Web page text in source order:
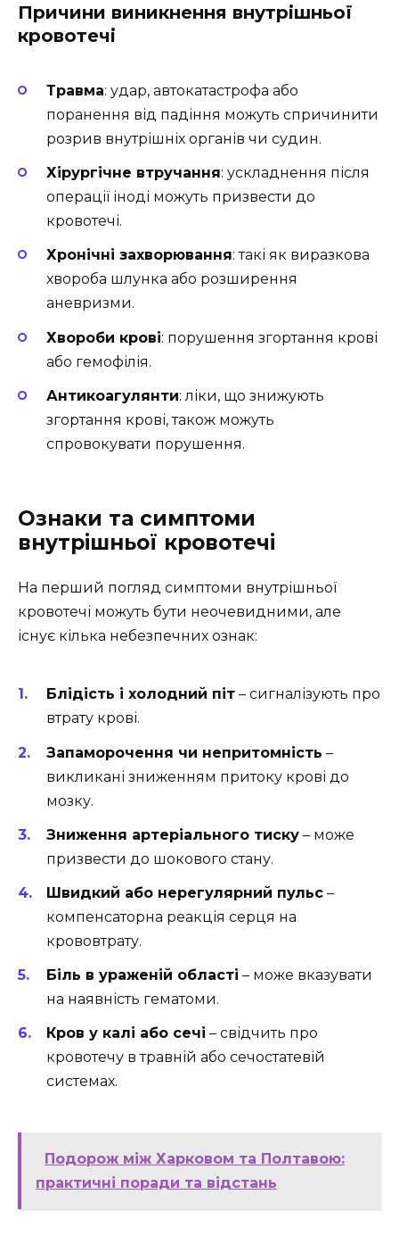
Причини виникнення внутрішньої
кровотечі
Травма: удар, автокатастрофа або
поранення від падіння можуть спричинити
розрив внутрішніх органів чи судин.
Хірургічне втручання: ускладнення після
операції іноді можуть призвести до
кровотечі.
Хронічні захворювання: такі як виразкова
хвороба шлунка або розширення
аневризми.
Хвороби крові: порушення згортання крові
або гемофілія.
Антикоагулянти: ліки, що знижують
згортання крові, також можуть
спровокувати порушення.
Ознаки та симптоми
внутрішньої кровотечі
На перший погляд симптоми внутрішньої
кровотечі можуть бути неочевидними, але
існує кілька небезпечних ознак:
Блідість і холодний піт – сигналізують про
втрату крові.
Запаморочення чи непритомність –
викликані зниженням притоку крові до
мозку.
Зниження артеріального тиску – може
призвести до шокового стану.
Швидкий або нерегулярний пульс –
компенсаторна реакція серця на
крововтрату.
Біль в ураженій області – може вказувати
на наявність гематоми.
Кров у калі або сечі – свідчить про
кровотечу в травній або сечостатевій
системах.
Подорож між Харковом та Полтавою:
практичні поради та відстань